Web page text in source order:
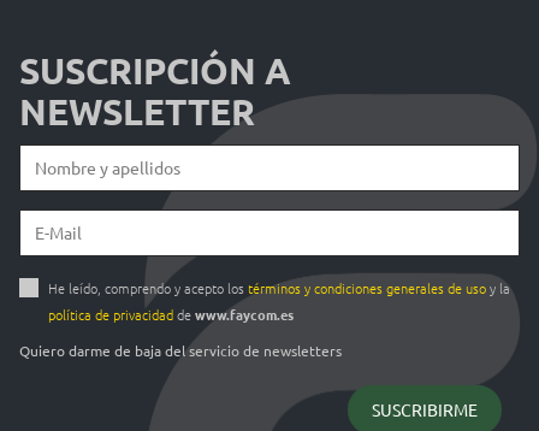
SUSCRIPCIÓN A
NEWSLETTER
He leído, comprendo y acepto los términos y condiciones generales de usoy la
política de privacidaddewww.faycom.es
Quiero darme de baja del servicio de newsletters